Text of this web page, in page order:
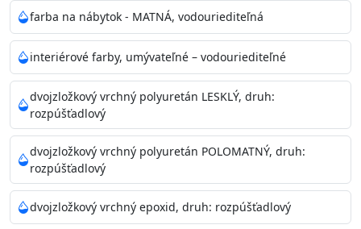
farba na nábytok - MATNÁ, vodouriediteľná
interiérové farby, umývateľné – vodouriediteľné
dvojzložkový vrchný polyuretán LESKLÝ, druh:
rozpúšťadlový
dvojzložkový vrchný polyuretán POLOMATNÝ, druh:
rozpúšťadlový
dvojzložkový vrchný epoxid, druh: rozpúšťadlový